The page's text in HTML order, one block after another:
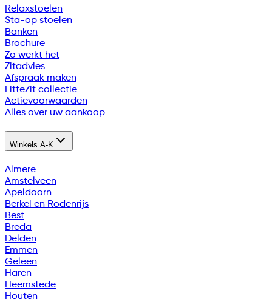
Relaxstoelen
Sta-op stoelen
Banken
Brochure
Zo werkt het
Zitadvies
Afspraak maken
FitteZit collectie
Actievoorwaarden
Alles over uw aankoop
Winkels A-K
Almere
Amstelveen
Apeldoorn
Berkel en Rodenrijs
Best
Breda
Delden
Emmen
Geleen
Haren
Heemstede
Houten